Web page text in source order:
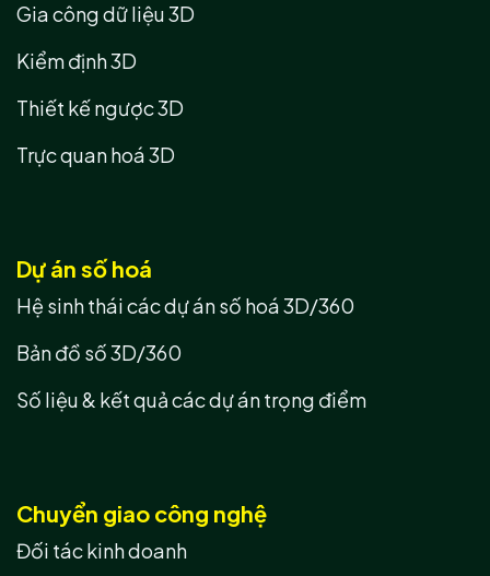
Gia công dữ liệu 3D
Kiểm định 3D
Thiết kế ngược 3D
Trực quan hoá 3D
Dự án số hoá
Hệ sinh thái các dự án số hoá 3D/360
Bản đồ số 3D/360
Số liệu & kết quả các dự án trọng điểm
Chuyển giao công nghệ
Đối tác kinh doanh